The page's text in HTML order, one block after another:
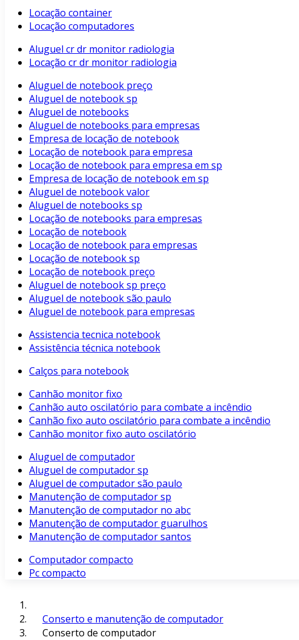
Locação container
Locação computadores
Aluguel cr dr monitor radiologia
Locação cr dr monitor radiologia
Aluguel de notebook preço
Aluguel de notebook sp
Aluguel de notebooks
Aluguel de notebooks para empresas
Empresa de locação de notebook
Locação de notebook para empresa
Locação de notebook para empresa em sp
Empresa de locação de notebook em sp
Aluguel de notebook valor
Aluguel de notebooks sp
Locação de notebooks para empresas
Locação de notebook
Locação de notebook para empresas
Locação de notebook sp
Locação de notebook preço
Aluguel de notebook sp preço
Aluguel de notebook são paulo
Aluguel de notebook para empresas
Assistencia tecnica notebook
Assistência técnica notebook
Calços para notebook
Canhão monitor fixo
Canhão auto oscilatório para combate a incêndio
Canhão fixo auto oscilatório para combate a incêndio
Canhão monitor fixo auto oscilatório
Aluguel de computador
Aluguel de computador sp
Aluguel de computador são paulo
Manutenção de computador sp
Manutenção de computador no abc
Manutenção de computador guarulhos
Manutenção de computador santos
Computador compacto
Pc compacto
Conserto e manutenção de computador
Conserto de computador